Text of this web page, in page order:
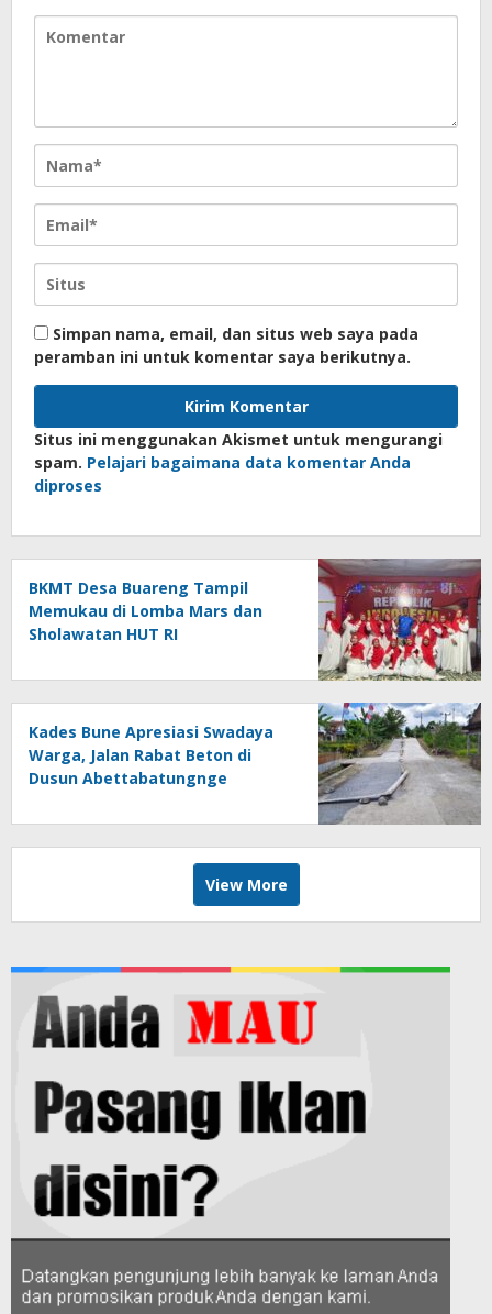
Simpan nama, email, dan situs web saya pada
peramban ini untuk komentar saya berikutnya.
Situs ini menggunakan Akismet untuk mengurangi
spam. Pelajari bagaimana data komentar Anda
diproses
BKMT Desa Buareng Tampil
Memukau di Lomba Mars dan
Sholawatan HUT RI
Kades Bune Apresiasi Swadaya
Warga, Jalan Rabat Beton di
Dusun Abettabatungnge
View More